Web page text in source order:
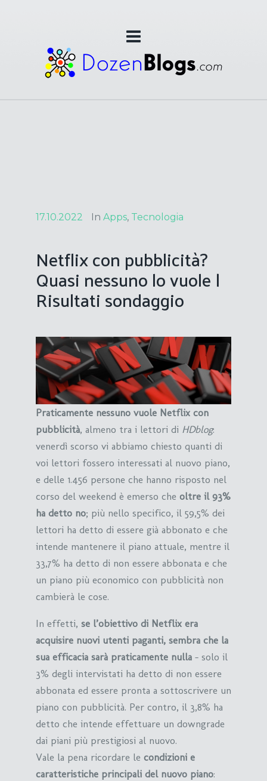
17.10.2022 In Apps, Tecnologia
Netflix con pubblicità?
Quasi nessuno lo vuole |
Risultati sondaggio
Praticamente nessuno vuole Netflix con
pubblicità, almeno tra i lettori di HDblog:
venerdì scorso vi abbiamo chiesto quanti di
voi lettori fossero interessati al nuovo piano,
e delle 1.456 persone che hanno risposto nel
corso del weekend è emerso che oltre il 93%
ha detto no; più nello specifico, il 59,5% dei
lettori ha detto di essere già abbonato e che
intende mantenere il piano attuale, mentre il
33,7% ha detto di non essere abbonata e che
un piano più economico con pubblicità non
cambierà le cose.
In effetti, se l’obiettivo di Netflix era
acquisire nuovi utenti paganti, sembra che la
sua efficacia sarà praticamente nulla – solo il
3% degli intervistati ha detto di non essere
abbonata ed essere pronta a sottoscrivere un
piano con pubblicità. Per contro, il 3,8% ha
detto che intende effettuare un downgrade
dai piani più prestigiosi al nuovo.
Vale la pena ricordare le condizioni e
caratteristiche principali del nuovo piano: